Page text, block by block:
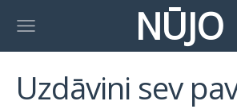
NŪJO
Uzdāvini sev